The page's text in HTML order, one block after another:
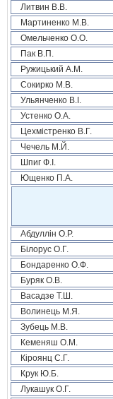
Литвин В.В.
Мартиненко М.В.
Омельченко О.О.
Пак В.П.
Ружицький А.М.
Сокирко М.В.
Ульянченко В.І.
Устенко О.А.
Цехмістренко В.Г.
Чечель М.Й.
Шпиг Ф.І.
Ющенко П.А.
Абдуллін О.Р.
Білорус О.Г.
Бондаренко О.Ф.
Буряк О.В.
Васадзе Т.Ш.
Волинець М.Я.
Зубець М.В.
Кеменяш О.М.
Кіроянц С.Г.
Крук Ю.Б.
Лукашук О.Г.